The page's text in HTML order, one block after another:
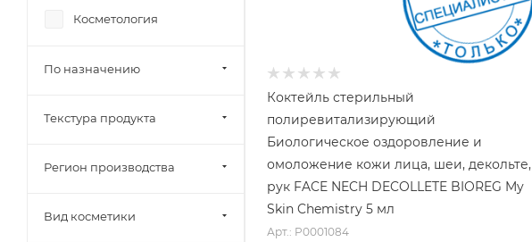
Коктейль стерильный
полиревитализирующий
Биологическое оздоровление и
омоложение кожи лица, шеи, декольте,
рук FACE NECH DECOLLETE BIOREG My
Skin Chemistry 5 мл
Арт.: P0001084
Косметология
По назначению
Текстура продукта
Регион производства
Вид косметики